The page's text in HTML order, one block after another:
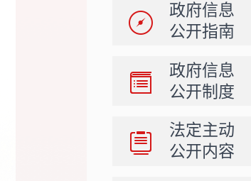
政府信息
公开指南
政府信息
公开制度
法定主动
公开内容